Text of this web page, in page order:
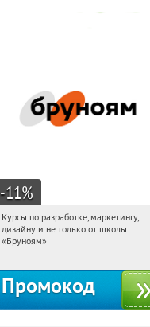
-11%
04:01:36
Получи первым!
Россия
Курсы по разработке, маркетингу,
дизайну и не только от школы
«Бруноям»
Промокод